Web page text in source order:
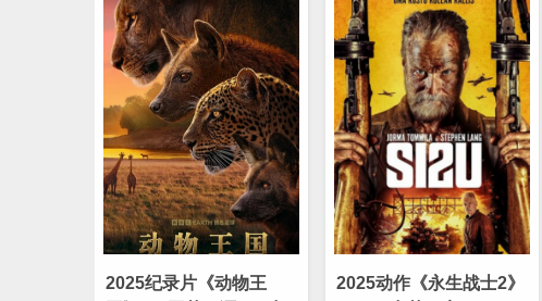
[DreamHD]
白
厨
师：
料
理
阶
级
战
争》
第
二
季
03
悚
《寄
宿
房》
1080p.HD
中
字
2025纪录片《动物王
2025动作《永生战士2》